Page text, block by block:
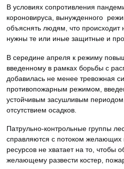
В условиях сопротивления
короновируса, вынужденного
объяснять людям, что
нужны те или иные защитные и
В середине апреля к режиму
введенному в рамках борьбы с
добавилась не менее тревожная
противопожарным режимом,
устойчивым засушливым
отсутствием осадков.
Патрульно-контрольные группы
справляются с потоком желающих
ресурсов не хватает на то, чтобы
желающему развести костер,